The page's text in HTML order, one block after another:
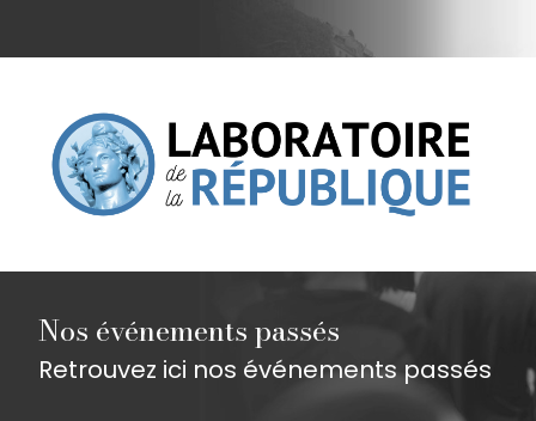
Nos événements passés
Retrouvez ici nos événements passés